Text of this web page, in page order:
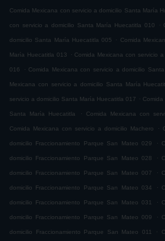
Comida Mexicana con servicio a domicilio Santa María
con servicio a domicilio Santa María Huecatitla 010 .
domicilio Santa María Huecatitla 005 . Comida
María Huecatitla 013 . Comida Mexicana con servicio
016 . Comida Mexicana con servicio a domicilio
Mexicana con servicio a domicilio Santa María
servicio a domicilio Santa María Huecatitla 017 . Comida
Santa María Huecatitla . Comida Mexicana con
Comida Mexicana con servicio a domicilio Machero .
domicilio Fraccionamiento Parque San Mateo 029 .
domicilio Fraccionamiento Parque San Mateo 028 .
domicilio Fraccionamiento Parque San Mateo 007 .
domicilio Fraccionamiento Parque San Mateo 034 .
domicilio Fraccionamiento Parque San Mateo 031 .
domicilio Fraccionamiento Parque San Mateo 009 .
domicilio Fraccionamiento Parque San Mateo 011 .